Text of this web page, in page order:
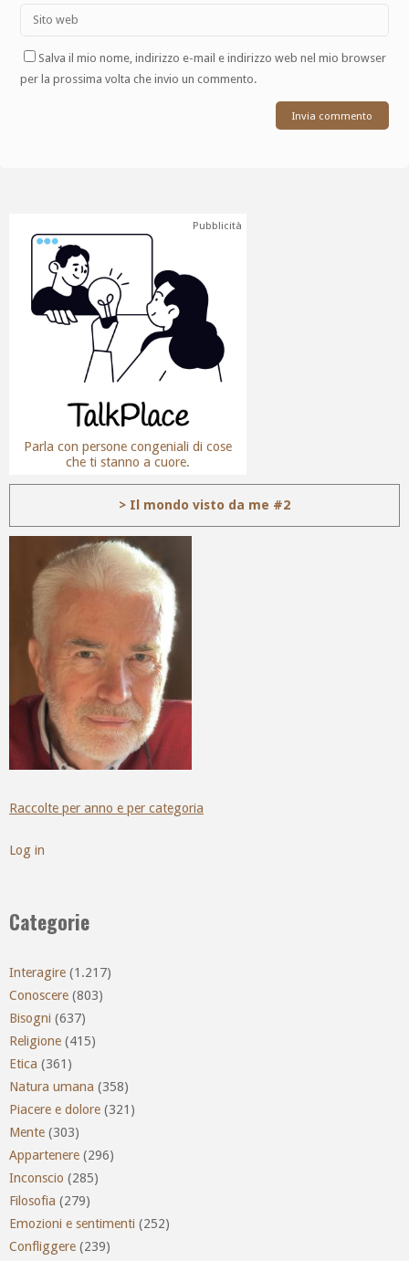
Salva il mio nome, indirizzo e-mail e indirizzo web nel mio browser
per la prossima volta che invio un commento.
Pubblicità
Parla con persone congeniali di cose
che ti stanno a cuore.
> Il mondo visto da me #2
Raccolte per anno e per categoria
Log in
Categorie
Interagire (1.217)
Conoscere (803)
Bisogni (637)
Religione (415)
Etica (361)
Natura umana (358)
Piacere e dolore (321)
Mente (303)
Appartenere (296)
Inconscio (285)
Filosofia (279)
Emozioni e sentimenti (252)
Confliggere (239)